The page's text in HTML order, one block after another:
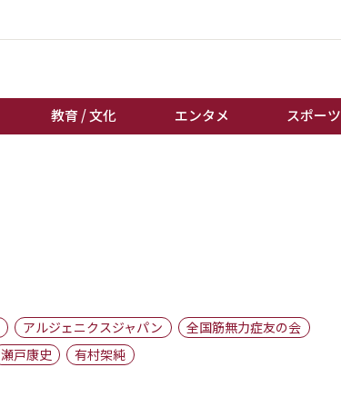
教育 / 文化 エンタメ スポーツ
地域
キーパーソン
棋王戦
アルジェニクスジャパン
全国筋無力症友の会
瀬戸康史
有村架純